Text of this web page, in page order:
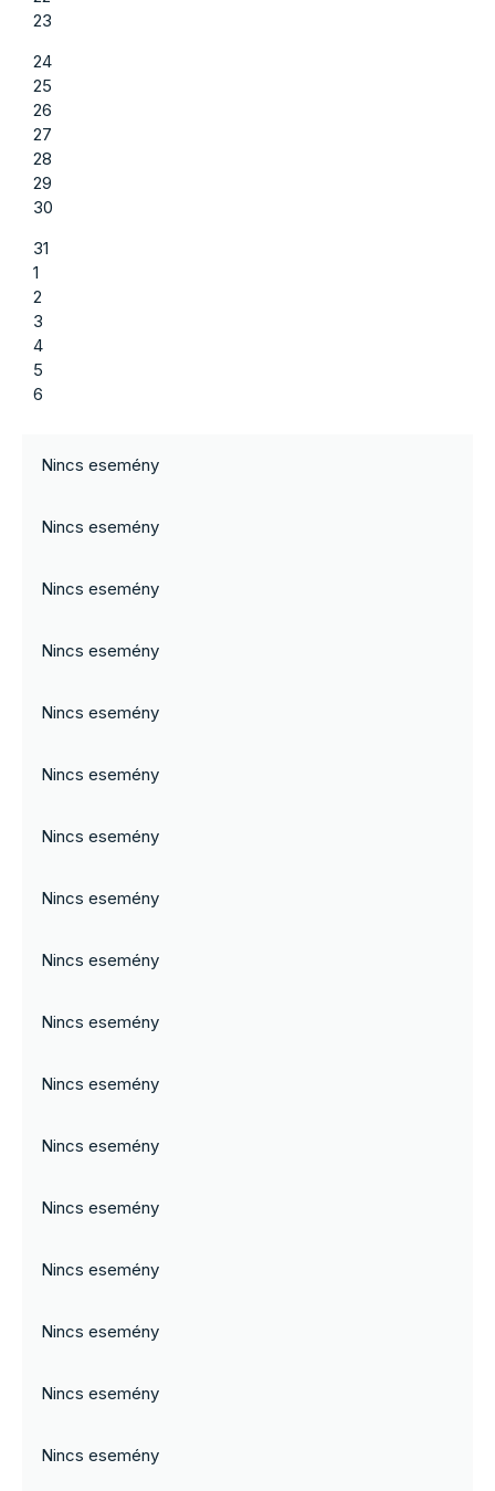
23
24
25
26
27
28
29
30
31
1
2
3
4
5
6
Nincs esemény
Nincs esemény
Nincs esemény
Nincs esemény
Nincs esemény
Nincs esemény
Nincs esemény
Nincs esemény
Nincs esemény
Nincs esemény
Nincs esemény
Nincs esemény
Nincs esemény
Nincs esemény
Nincs esemény
Nincs esemény
Nincs esemény